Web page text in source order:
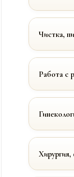
Чистка,
Работа с
Хирургия,